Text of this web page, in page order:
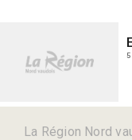
La Région Nord